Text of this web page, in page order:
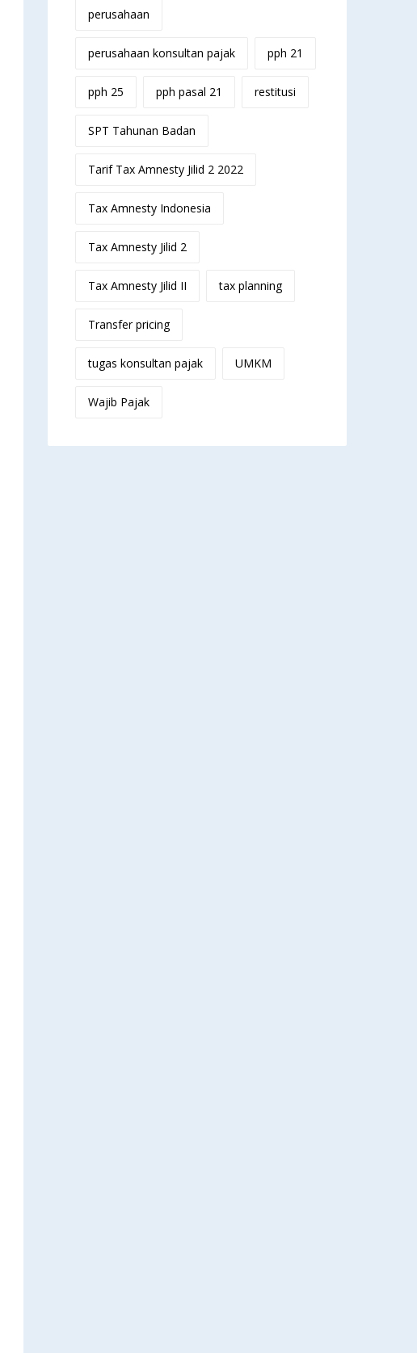
perusahaan
perusahaan konsultan pajak pph 21
pph 25 pph pasal 21 restitusi
SPT Tahunan Badan
Tarif Tax Amnesty Jilid 2 2022
Tax Amnesty Indonesia
Tax Amnesty Jilid 2
Tax Amnesty Jilid II tax planning
Transfer pricing
tugas konsultan pajak UMKM
Wajib Pajak